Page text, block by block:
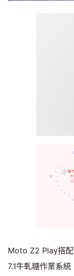
Moto Z2 Play搭
7.1牛軋糖作業系